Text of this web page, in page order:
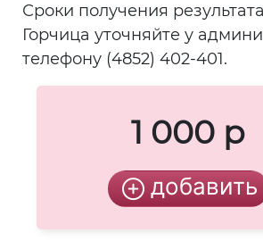
Сроки получения
Горчица уточняйте у
телефону (4852) 402-401.
1 000 р